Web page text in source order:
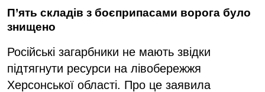
П’ять складів з боєприпасами ворога було
знищено
Російські загарбники не мають звідки
підтягнути ресурси на лівобережжя
Херсонської області. Про це заявила